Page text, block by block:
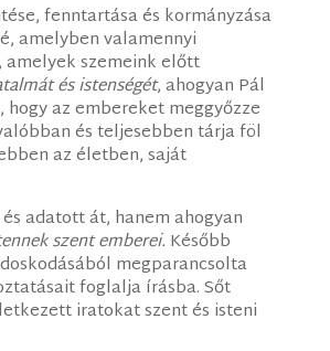
fenntartása és kormányzása
amelyben valamennyi
szemeink előtt
és istenségét, ahogyan Pál
az embereket meggyőzze
és teljesebben tárja föl
az életben, saját
adatott át, hanem ahogyan
szent emberei. Később
megparancsolta
foglalja írásba. Sőt
iratokat szent és isteni